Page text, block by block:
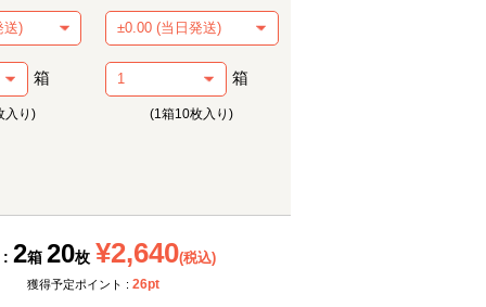
箱
入り)
箱
(1箱10枚入り)
: 2箱 20枚 ¥2,640(税込)
獲得予定ポイント : 26pt